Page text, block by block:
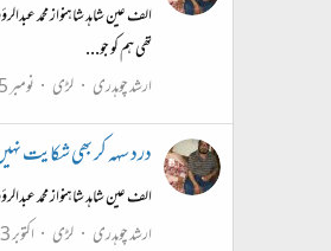
الف عین شاہد شاہنواز
تھی ہم کو جو...
ارشد چوہدری
لڑی نومبر 15، 2022
درد سہہ کر بھی شکایت
الف عین شاہد شاہنواز محمد
ارشد چوہدری
لڑی اکتوبر 13، 2022